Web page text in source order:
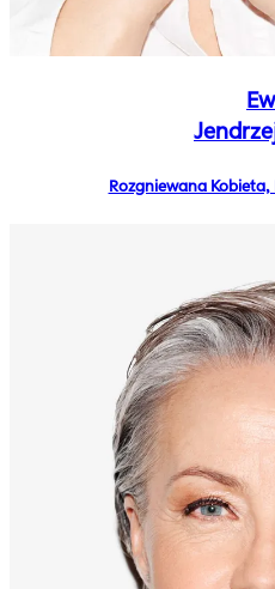
Rozgniewana